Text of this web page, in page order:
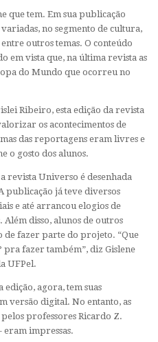
que tem. Em sua publicação
no segmento de cultura,
outros temas. O conteúdo
em vista que, na última revista as
do Mundo que ocorreu no
Ribeiro, esta edição da revista
os acontecimentos de
das reportagens eram livres e
o gosto dos alunos.
revista Universo é desenhada
publicação já teve diversos
e até arrancou elogios de
disso, alunos de outros
de fazer parte do projeto. “Que
fazer também”, diz Gislene
UFPel.
edição, agora, tem suas
versão digital. No entanto, as
professores Ricardo Z.
impressas.